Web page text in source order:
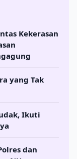
Kekerasan
yang Tak
Ikuti
dan